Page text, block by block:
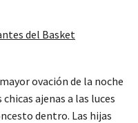
del Basket
ovación de la noche
chicas ajenas a las luces
dentro. Las hijas